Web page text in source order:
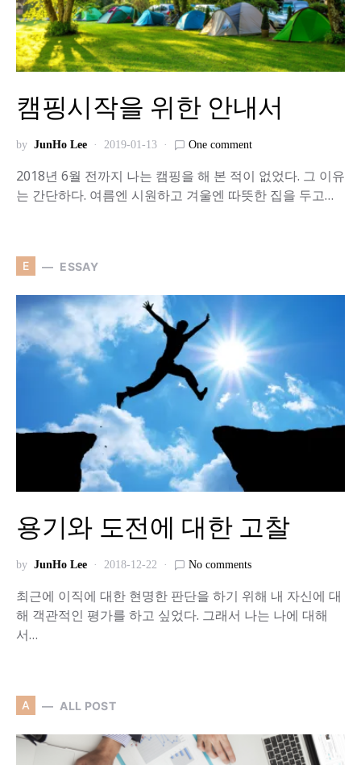
캠핑시작을 위한 안내서
by JunHo Lee 2019-01-13 One comment
2018년 6월 전까지 나는 캠핑을 해 본 적이 없었다. 그 이유
는 간단하다. 여름엔 시원하고 겨울엔 따뜻한 집을 두고…
E ESSAY
용기와 도전에 대한 고찰
by JunHo Lee 2018-12-22 No comments
최근에 이직에 대한 현명한 판단을 하기 위해 내 자신에 대
해 객관적인 평가를 하고 싶었다. 그래서 나는 나에 대해
서…
A ALL POST